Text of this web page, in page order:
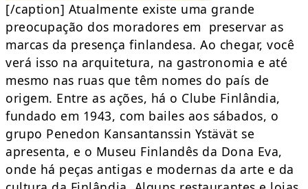
[/caption] Atualmente existe uma grande
preocupação dos moradores em preservar as
marcas da presença finlandesa. Ao chegar, você
verá isso na arquitetura, na gastronomia e até
mesmo nas ruas que têm nomes do país de
origem. Entre as ações, há o Clube Finlândia,
fundado em 1943, com bailes aos sábados, o
grupo Penedon Kansantanssin Ystävät se
apresenta, e o Museu Finlandês da Dona Eva,
onde há peças antigas e modernas da arte e da